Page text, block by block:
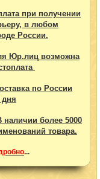
при получении
в любом
России.
Юр.лиц возможна
по России
дня
наличии более 5000
товара.
...